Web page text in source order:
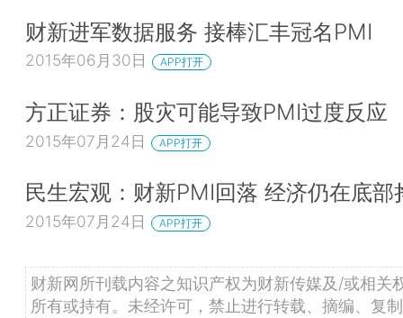
www.caixin.com。
Markit是全球领先的多元化财经信息服务公司，
有利提升透明度、降低风险和提高运作效率的产品。
括各大银行、对冲基金、资产管理人、各国央行、监
计机构、基金管理公司和保险公司等。公司成立于
务遍布全球10个国家和地区，雇员逾3500人。
www.markit.com。
财新进军数据服务 接棒汇丰冠名PMI
2015年06月30日 APP打开
方正证券：股灾可能导致PMI过度反应
2015年07月24日 APP打开
民生宏观：财新PMI回落 经济仍在底部
2015年07月24日 APP打开
财新网所刊载内容之知识产权为财新传媒及/或相关
所有或持有。未经许可，禁止进行转载、摘编、复